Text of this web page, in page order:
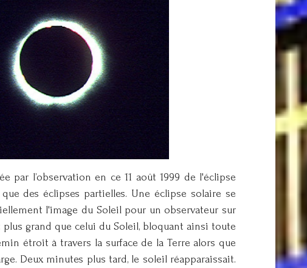
par l’observation en ce 11 août 1999 de l'éclipse
des éclipses partielles. Une éclipse solaire se
l'image du Soleil pour un observateur sur
grand que celui du Soleil, bloquant ainsi toute
étroit à travers la surface de la Terre alors que
Deux minutes plus tard, le soleil réapparaissait.